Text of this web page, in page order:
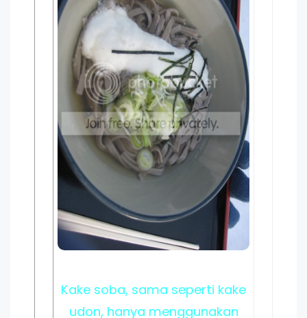
Kake soba, sama seperti kake
udon, hanya menggunakan